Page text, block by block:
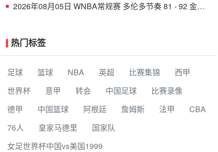
2026年08月05日 WNBA常规赛 多伦多节奏 81 - 92 金州
热门标签
足球 篮球 NBA 英超 比赛集锦
西甲
世界杯
意甲 转会 中国足球
比赛录像
德甲
中国篮球 阿根廷 詹姆斯 法甲
CBA
76人
皇家马德里
国家队
女足世界杯中国vs美国1999